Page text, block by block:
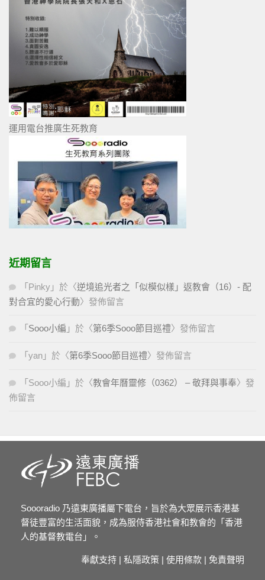
運用電台推廣生死教育
近期留言
「 Pinky 」於〈逆境追光者之「似模似樣」返教會（16）- 配
對合宜的愛心行動〉發佈留言
「 Sooo小編 」於〈第6季Sooo節目巡禮〉發佈留言
「 yan 」於〈第6季Sooo節目巡禮〉發佈留言
「 Sooo小編 」於〈教會年曆靈修（0362） – 敬拜與事奉〉發
佈留言
Soooradio 乃遠東廣播屬下電台，旨於為大眾展示香港基
督徒豐富的生活面貌，成為服侍香港社會和教會的「香港
人的基督教電台」。
奉獻支持 | 私隱政策 | 使用條款 | 免責聲明